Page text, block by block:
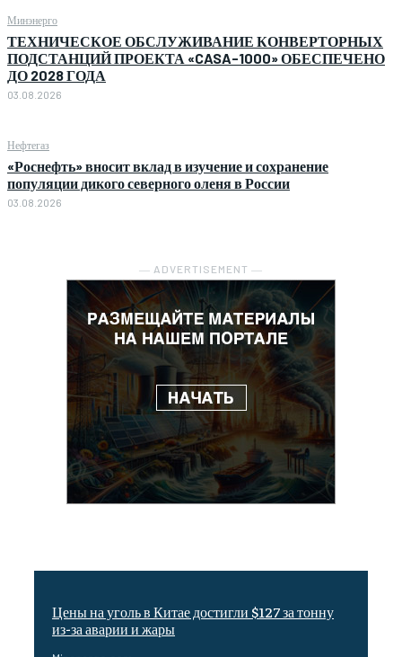
Минэнерго
ТЕХНИЧЕСКОЕ ОБСЛУЖИВАНИЕ КОНВЕРТОРНЫХ
ПОДСТАНЦИЙ ПРОЕКТА «CASA-1000» ОБЕСПЕЧЕНО
ДО 2028 ГОДА
03.08.2026
Нефтегаз
«Роснефть» вносит вклад в изучение и сохранение
популяции дикого северного оленя в России
03.08.2026
― ADVERTISEMENT ―
Цены на уголь в Китае достигли $127 за тонну
из-за аварии и жары